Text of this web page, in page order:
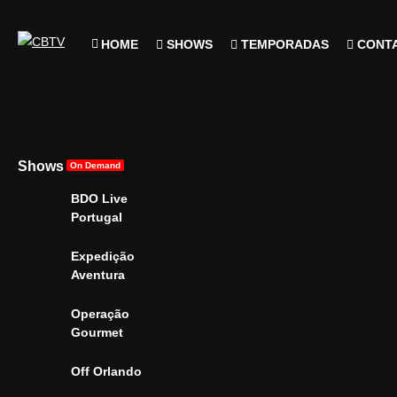
HOME SHOWS TEMPORADAS
Shows On Demand
BDO Live
Portugal
Expedição
Aventura
Operação
Gourmet
Off Orlando